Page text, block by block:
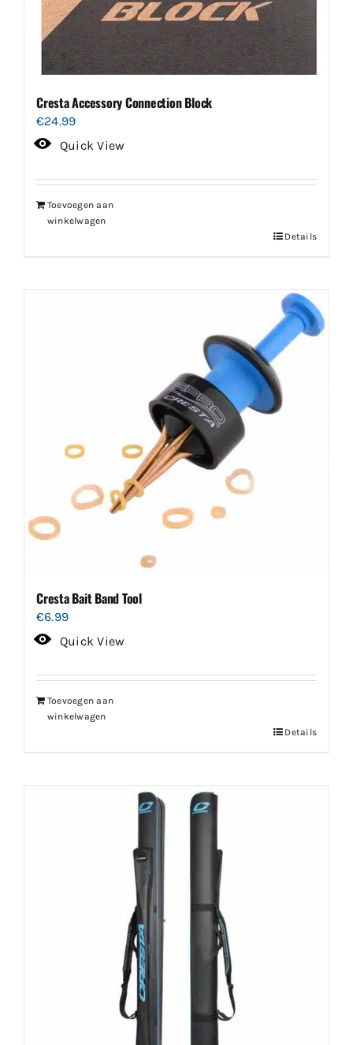
Cresta Accessory Connection Block
€24.99
Quick View
Toevoegen aan
winkelwagen
Details
Cresta Bait Band Tool
€6.99
Quick View
Toevoegen aan
winkelwagen
Details